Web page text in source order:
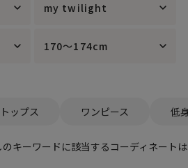
my twilight
170～174cm
トップス ワンピース 低
キーワードに該当するコーディネートは